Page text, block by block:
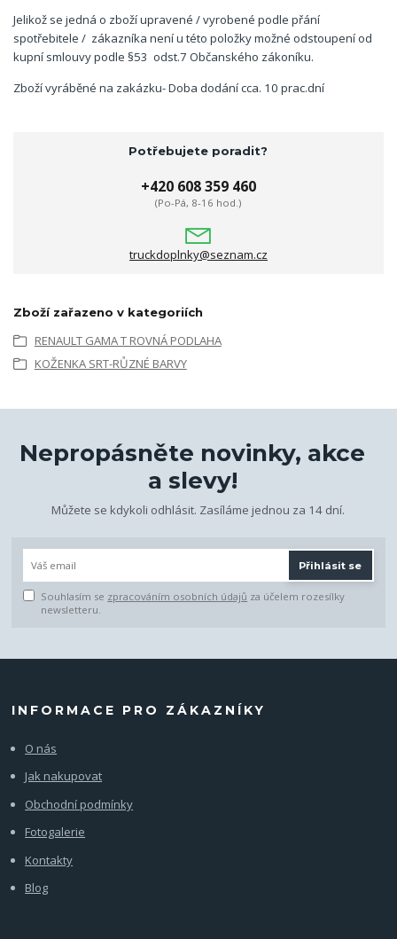
Jelikož se jedná o zboží upravené / vyrobené podle přání
spotřebitele / zákazníka není u této položky možné odstoupení od
kupní smlouvy podle §53 odst.7 Občanského zákoníku.
Zboží vyráběné na zakázku- Doba dodání cca. 10 prac.dní
Potřebujete poradit?
+420 608 359 460
(Po-Pá, 8-16 hod.)
truckdoplnky@seznam.cz
Zboží zařazeno v kategoriích
RENAULT GAMA T ROVNÁ PODLAHA
KOŽENKA SRT-RŮZNÉ BARVY
Nepropásněte novinky, akce
a slevy!
Můžete se kdykoli odhlásit. Zasíláme jednou za 14 dní.
Přihlásit se
Souhlasím se zpracováním osobních údajů za účelem rozesílky
newsletteru.
INFORMACE PRO ZÁKAZNÍKY
O nás
Jak nakupovat
Obchodní podmínky
Fotogalerie
Kontakty
Blog